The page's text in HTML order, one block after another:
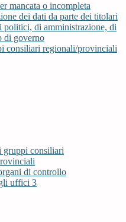
mancata o incompleta
dei dati da parte dei titolari
politici, di amministrazione, di
di governo
consiliari regionali/provinciali
gruppi consiliari
di controllo
uffici 3